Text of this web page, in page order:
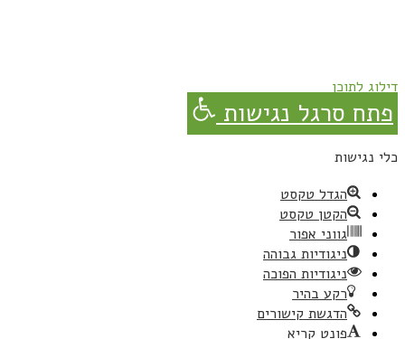
דילוג לתוכן
פתח סרגל נגישות
כלי נגישות
הגדל טקסט
הקטן טקסט
גווני אפור
ניגודיות גבוהה
ניגודיות הפוכה
רקע בהיר
הדגשת קישורים
פונט קריא